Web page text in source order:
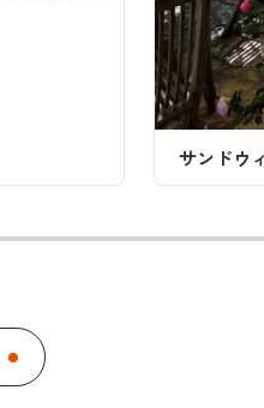
サンドウィッチカフェ サントピ